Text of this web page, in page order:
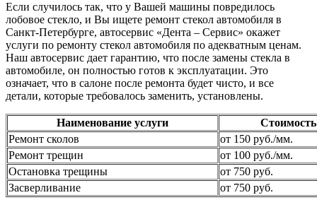
Если случилось так, что у Вашей машины повредилось
лобовое стекло, и Вы ищете ремонт стекол автомобиля в
Санкт-Петербурге, автосервис «Дента – Сервис» окажет
услуги по ремонту стекол автомобиля по адекватным ценам.
Наш автосервис дает гарантию, что после замены стекла в
автомобиле, он полностью готов к эксплуатации. Это
означает, что в салоне после ремонта будет чисто, и все
детали, которые требовалось заменить, установлены.
Наименование услуги
Стоимость
Ремонт сколов
от 150 руб./мм.
Ремонт трещин
от 100 руб./мм.
Остановка трещины
от 750 руб.
Засверливание
от 750 руб.